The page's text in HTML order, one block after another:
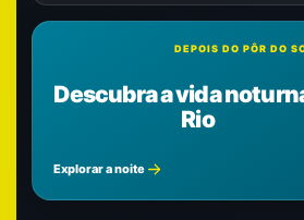
DEPOIS DO PÔR DO
Descubra a vida
Rio
Explorar a noite